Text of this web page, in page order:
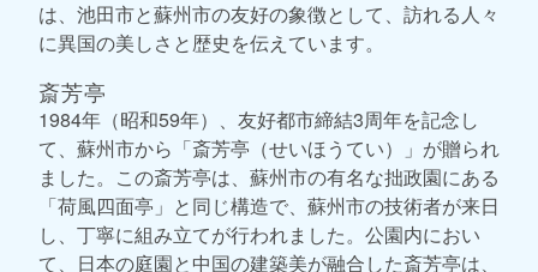
は、池田市と蘇州市の友好の象徴として、訪れる人々
に異国の美しさと歴史を伝えています。
斎芳亭
1984年（昭和59年）、友好都市締結3周年を記念し
て、蘇州市から「斎芳亭（せいほうてい）」が贈られ
ました。この斎芳亭は、蘇州市の有名な拙政園にある
「荷風四面亭」と同じ構造で、蘇州市の技術者が来日
し、丁寧に組み立てが行われました。公園内におい
て、日本の庭園と中国の建築美が融合した斎芳亭は、